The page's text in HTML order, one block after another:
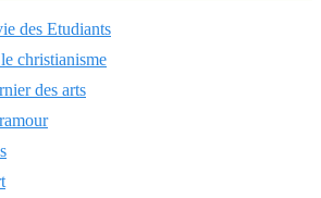
des Etudiants
christianisme
des arts